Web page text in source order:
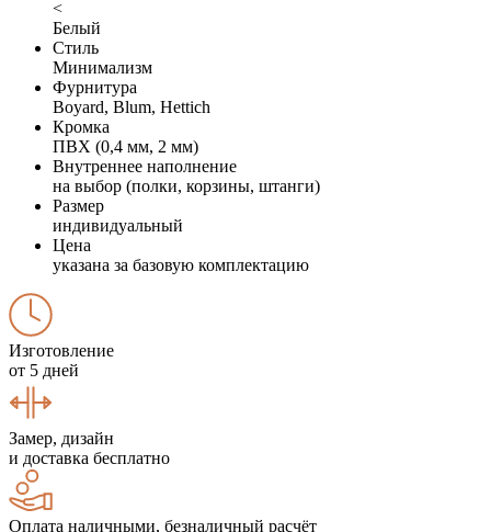
<
Белый
Стиль
Минимализм
Фурнитура
Boyard, Blum, Hettich
Кромка
ПВХ (0,4 мм, 2 мм)
Внутреннее наполнение
на выбор (полки, корзины, штанги)
Размер
индивидуальный
Цена
указана за базовую комплектацию
Изготовление
от 5 дней
Замер, дизайн
и доставка бесплатно
Оплата наличными, безналичный расчёт